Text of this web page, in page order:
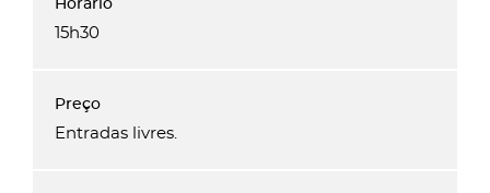
15h30
Entradas livres.